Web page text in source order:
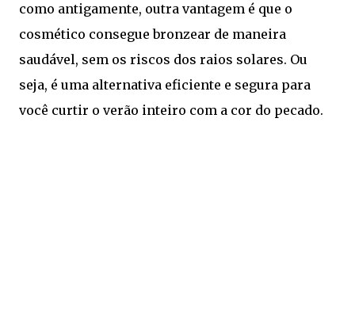
como antigamente, outra vantagem é que o
cosmético consegue bronzear de maneira
saudável, sem os riscos dos raios solares. Ou
seja, é uma alternativa eficiente e segura para
você curtir o verão inteiro com a cor do pecado.